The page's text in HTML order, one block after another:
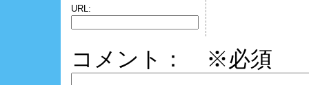
URL:
コメント： ※必須